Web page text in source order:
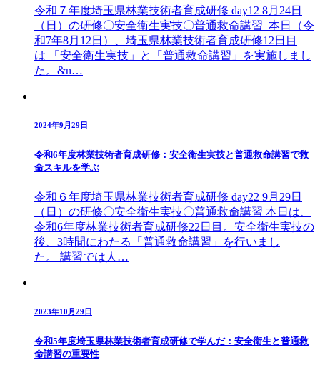
令和７年度埼玉県林業技術者育成研修 day12 8月24日
（日）の研修〇安全衛生実技〇普通救命講習 本日（令
和7年8月12日）、埼玉県林業技術者育成研修12日目
は 「安全衛生実技」と「普通救命講習」を実施しまし
た。&n…
2024年9月29日
令和6年度林業技術者育成研修：安全衛生実技と普通救命講習で救
命スキルを学ぶ
令和６年度埼玉県林業技術者育成研修 day22 9月29日
（日）の研修〇安全衛生実技〇普通救命講習 本日は、
令和6年度林業技術者育成研修22日目。安全衛生実技の
後、3時間にわたる「普通救命講習」を行いまし
た。 講習では人…
2023年10月29日
令和5年度埼玉県林業技術者育成研修で学んだ：安全衛生と普通救
命講習の重要性